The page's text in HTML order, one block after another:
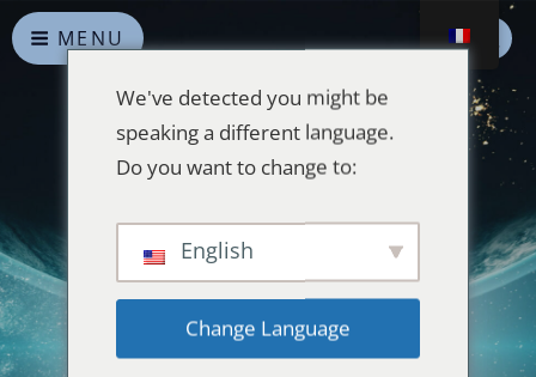
MENU
Alliances Célestes
Que la paix prévale sur la Terre et dans l'Univers
We've detected you might be
speaking a different language.
Do you want to change to:
English
Change Language